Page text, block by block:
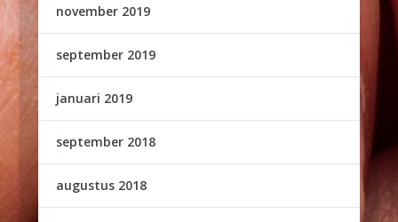
november 2019
september 2019
januari 2019
september 2018
augustus 2018